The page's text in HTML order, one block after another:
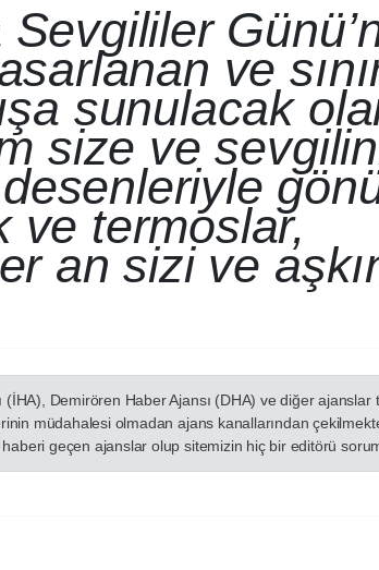
Sevgililer
ve
sunulacak
size ve
ve termoslar,
an sizi ve
(İHA), Demirören Haber Ajansı (DHA) ve diğer ajanslar
müdahalesi olmadan ajans kanallarından
geçen ajanslar olup sitemizin hiç bir editörü